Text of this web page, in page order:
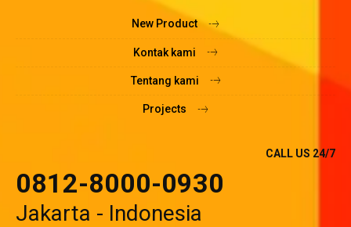
New Product
Kontak kami
Tentang kami
Projects
CALL US 24/7
0812-8000-0930
Jakarta - Indonesia